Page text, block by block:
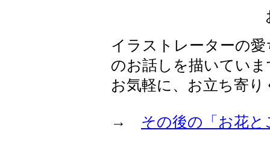
イラストレーターの
のお話しを描いていま
お気軽に、お立ち寄
→ その後の「お花と